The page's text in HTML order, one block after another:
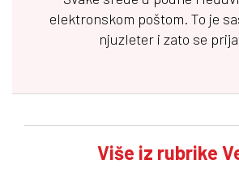
elektronskom poštom. To je
njuzleter i zato se
Više iz rubrike